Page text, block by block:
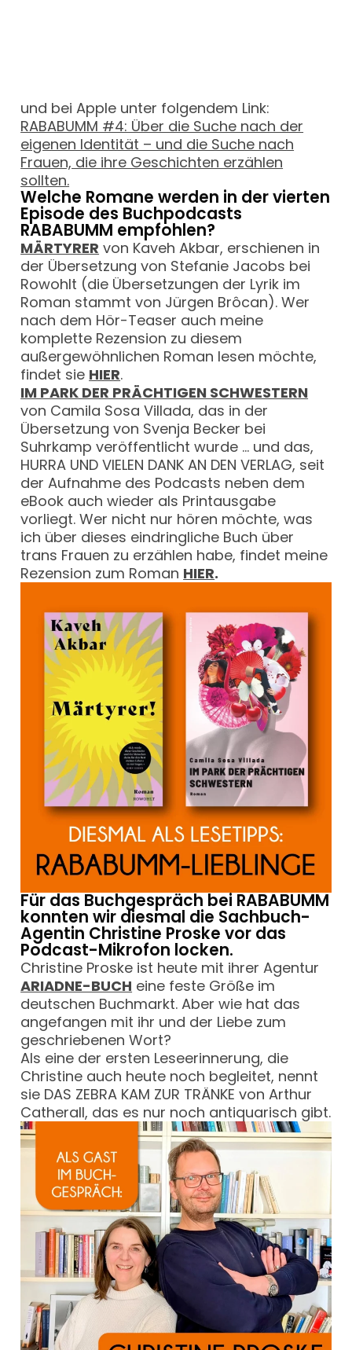
und bei Apple unter folgendem Link:
RABABUMM #4: Über die Suche nach der
eigenen Identität – und die Suche nach
Frauen, die ihre Geschichten erzählen
sollten.
Welche Romane werden in der vierten
Episode des Buchpodcasts
RABABUMM empfohlen?
MÄRTYRER von Kaveh Akbar, erschienen in
der Übersetzung von Stefanie Jacobs bei
Rowohlt (die Übersetzungen der Lyrik im
Roman stammt von Jürgen Brôcan). Wer
nach dem Hör-Teaser auch meine
komplette Rezension zu diesem
außergewöhnlichen Roman lesen möchte,
findet sie HIER.
IM PARK DER PRÄCHTIGEN SCHWESTERN
von Camila Sosa Villada, das in der
Übersetzung von Svenja Becker bei
Suhrkamp veröffentlicht wurde … und das,
HURRA UND VIELEN DANK AN DEN VERLAG, seit
der Aufnahme des Podcasts neben dem
eBook auch wieder als Printausgabe
vorliegt. Wer nicht nur hören möchte, was
ich über dieses eindringliche Buch über
trans Frauen zu erzählen habe, findet meine
Rezension zum Roman HIER.
Für das Buchgespräch bei RABABUMM
konnten wir diesmal die Sachbuch-
Agentin Christine Proske vor das
Podcast-Mikrofon locken.
Christine Proske ist heute mit ihrer Agentur
ARIADNE-BUCH eine feste Größe im
deutschen Buchmarkt. Aber wie hat das
angefangen mit ihr und der Liebe zum
geschriebenen Wort?
Als eine der ersten Leseerinnerung, die
Christine auch heute noch begleitet, nennt
sie DAS ZEBRA KAM ZUR TRÄNKE von Arthur
Catherall, das es nur noch antiquarisch gibt.